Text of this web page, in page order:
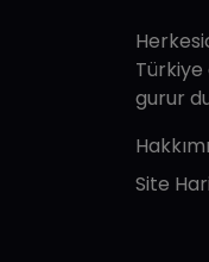
gurur
Site